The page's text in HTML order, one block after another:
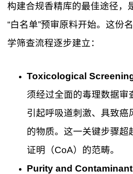
构建合规香精库的最佳途径，
“白名单”预审原料开始。这份
学筛查流程逐步建立：
Toxicological
须经过全面的毒理数据审
引起呼吸道刺激、具致癌
的物质。这一关键步骤超
证明（CoA）的范畴。
Purity and